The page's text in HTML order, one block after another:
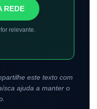
REDE
relevante.
este texto com
ajuda a manter o